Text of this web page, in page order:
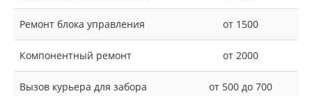
Ремонт блока управления от 1500
Компонентный ремонт от 2000
Вызов курьера для забора от 500 до 700